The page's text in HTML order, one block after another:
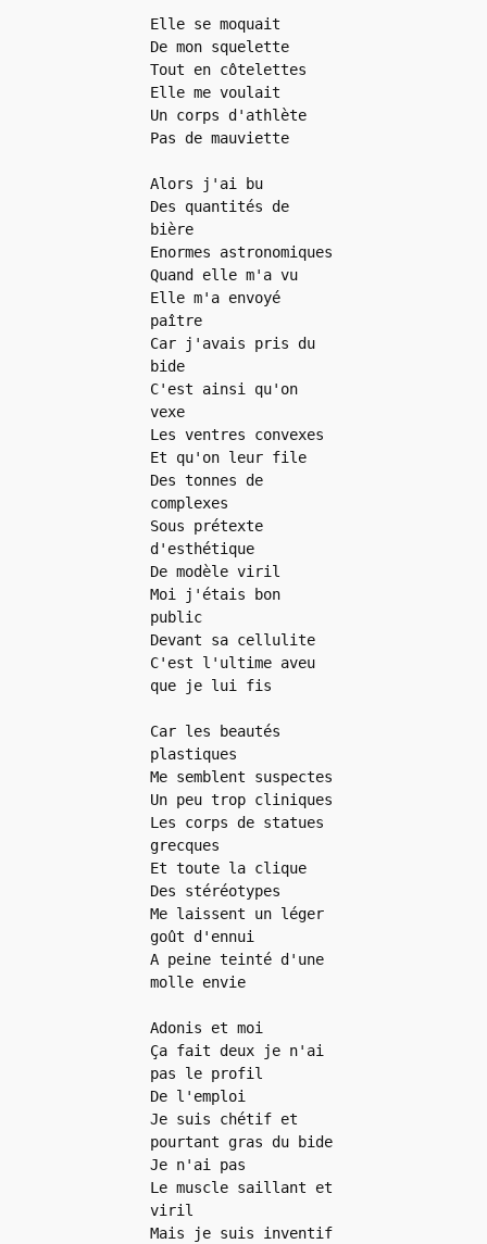
Elle se moquait
De mon squelette
Tout en côtelettes
Elle me voulait
Un corps d'athlète
Pas de mauviette
Alors j'ai bu
Des quantités de
bière
Enormes astronomiques
Quand elle m'a vu
Elle m'a envoyé
paître
Car j'avais pris du
bide
C'est ainsi qu'on
vexe
Les ventres convexes
Et qu'on leur file
Des tonnes de
complexes
Sous prétexte
d'esthétique
De modèle viril
Moi j'étais bon
public
Devant sa cellulite
C'est l'ultime aveu
que je lui fis
Car les beautés
plastiques
Me semblent suspectes
Un peu trop cliniques
Les corps de statues
grecques
Et toute la clique
Des stéréotypes
Me laissent un léger
goût d'ennui
A peine teinté d'une
molle envie
Adonis et moi
Ça fait deux je n'ai
pas le profil
De l'emploi
Je suis chétif et
pourtant gras du bide
Je n'ai pas
Le muscle saillant et
viril
Mais je suis inventif